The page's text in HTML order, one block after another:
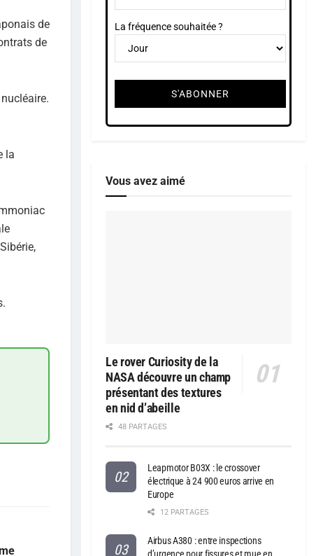
de
de
la
La fréquence souhaitée ?
Vous avez aimé
Le rover Curiosity de la
NASA découvre un champ
présentant des textures
en nid d’abeille
48 PARTAGES
Leapmotor B03X : le crossover
électrique à 24 900 euros arrive en
Europe
12 PARTAGES
Airbus A380 : entre inspections